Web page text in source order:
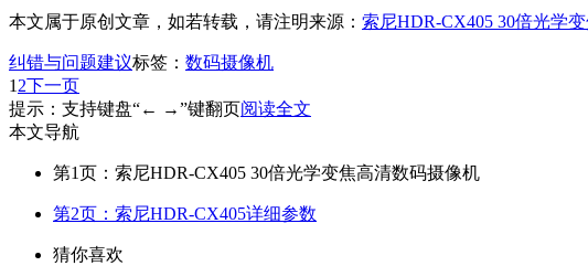
本文属于原创文章，如若转载，请注明来源： 索尼HDR-CX405 30倍光学
纠错与问题建议标签： 数码摄像机
1 2下一页
提示：支持键盘“← →”键翻页阅读全文
本文导航
第1页：索尼HDR-CX405 30倍光学变焦高清数码摄像机
第2页：索尼HDR-CX405详细参数
猜你喜欢